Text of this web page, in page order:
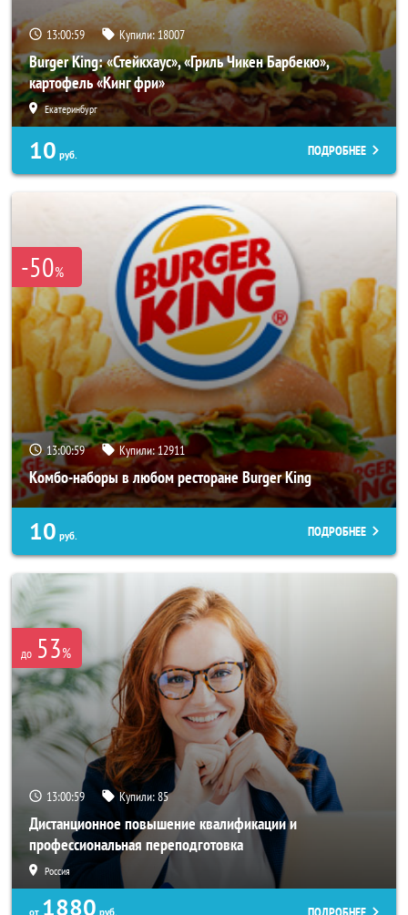
13:00:55 Купили:18007
Burger King: «Стейкхаус», «Гриль Чикен Барбекю»,
картофель «Кинг фри»
Екатеринбург
10 руб. ПОДРОБНЕЕ
-50%
13:00:55 Купили:12911
Комбо-наборы в любом ресторане Burger King
10 руб. ПОДРОБНЕЕ
до 53%
13:00:55 Купили:85
Дистанционное повышение квалификации и
профессиональная переподготовка
Россия
от 1880 руб.